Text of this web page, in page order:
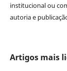
institucional ou
autoria e
Artigos mais